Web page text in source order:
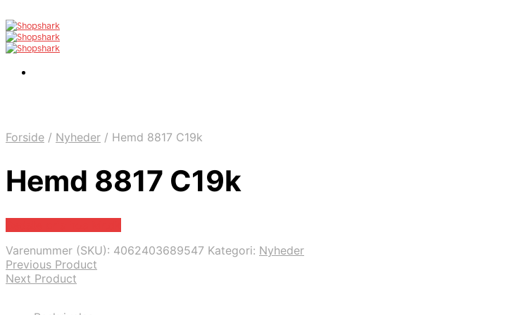
Forside / Nyheder / Hemd 8817 C19k
Hemd 8817 C19k
Varenummer (SKU): 4062403689547 Kategori: Nyheder
Previous Product
Next Product